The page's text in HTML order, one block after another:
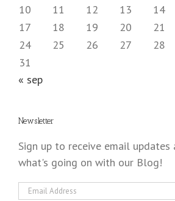
10
11 12 13 14
17
18 19 20 21
24
25 26 27 28
31
« sep
Newsletter
Sign up to receive email updates
what's going on with our Blog!